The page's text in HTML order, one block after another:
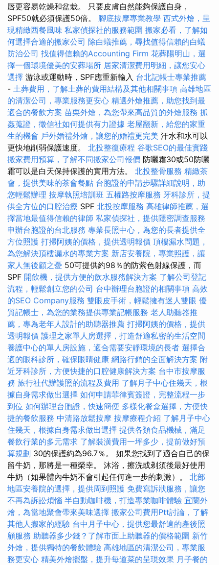
唇更容易乾燥和盆栽。 只要皮膚自然能夠保護自身，
SPF50就必須保護50倍。 腳底按摩專業教學 西式外燴，呈
現精緻西餐風味 私家偵探社的服務範圍 搬家必看，了解如
何選擇合適的搬家公司 除白蟻推薦，尋找值得信賴的白蟻
防治公司 找值得信賴的Accounting Firm 花葬陽明山，選
擇一個環境優美的安葬場所 居家清潔費用明細，讓您安心
選擇 游泳或運動時，SPF應重新輸入 台北記帳士專業推薦
- 土葬費用，了解土葬的費用結構及其他相關事項 高雄地區
的清潔公司，專業服務更安心 精選外燴推薦，助您找到最
適合的餐飲方案 苗栗外燴，為您帶來高品質的外燴服務 抓
姦蒐證，徵信社如何提供有力證據 老屋翻新，給您的家重
生的機會 戶外婚禮外燴，讓您的婚禮更完美 汗水和水可以
更快地削弱保護速度。 北投整復療程 谷歌SEO的最佳實踐
搬家費用預算，了解不同搬家公司報價 防曬霜30或50防曬
霜可以是白天保持保護的實用方法。 北投整骨服務 精緻茶
會，提供美味的茶會餐點 台胞證的申請步驟詳細說明，助
您輕鬆辦理 按摩執照培訓班 五權路按摩服務 牙科診所，提
供全方位的口腔治療 SPF 北投按摩服務 高雄律師推薦，選
擇當地最值得信賴的律師 私家偵探社，提供隱密調查服務
申辦台胞證的台北服務 專業長照中心，為您的長者提供全
方位照護 打掃阿姨的價格，提供透明報價 頂樓漏水問題，
為您解決頂樓漏水的專業方案 新店安養院，專業照護，讓
家人無後顧之憂 50可提供約98％的防紫色射線保護，而
SPF 開飲機，提供方便的飲水服務解決方案 了解公司登記
流程，輕鬆創立您的公司 台中辦理台胞證的相關事項 高效
的SEO Company服務 雙眼皮手術，輕鬆擁有迷人雙眼 優
質記帳士，為您的業務提供專業記帳服務 老人助聽器推
薦，專為老年人設計的助聽器推薦 打掃阿姨的價格，提供
透明報價 護理之家單人房選擇，打造舒適私密的生活空間
養護中心的單人房設施，適合需要安靜環境的長者 選擇合
適的眼科診所，確保眼睛健康 網路行銷的全面解決方案 附
近牙科診所，方便快捷的口腔健康解決方案 台中市按摩服
務 旅行社代辦護照的流程及費用 了解月子中心住幾天，根
據自身需求做出選擇 如何申請菲律賓簽證，完整流程一步
到位 如何辦理台胞證，快速簡便 多樣化餐盒選擇，方便快
捷的餐飲服務 中清路放鬆按摩 按摩療程介紹 了解月子中心
住幾天，根據自身需求做出選擇 提供各類食品機械，滿足
餐飲行業的多元需求 了解裝潢費用一坪多少，提前做好預
算規劃 30的保護約為96.7％。 如果您找到了適合自己的保
留牛奶，那將是一種榮幸。 沐浴，擦洗或剃須後最好使用
牛奶（如果體內牛奶不會引起任何進一步的刺激）。 北部
地區安養院的選擇，提供周到照護 免費寫訴狀服務，讓您
不再為訴訟煩惱 半自動咖啡機，打造專業咖啡體驗 宜蘭外
燴，為當地聚會帶來美味選擇 搬家公司費用Ptt討論，了解
其他人搬家的經驗 台中月子中心，提供您最舒適的產後照
顧服務 助聽器多少錢？了解市面上助聽器的價格範圍 新竹
外燴，提供獨特的餐飲體驗 高雄地區的清潔公司，專業服
務更安心 精美外燴擺盤，提升每道菜的呈現效果 月子餐的